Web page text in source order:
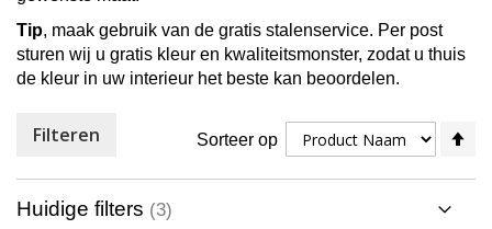
Tip, maak gebruik van de gratis stalenservice. Per post
sturen wij u gratis kleur en kwaliteitsmonster, zodat u thuis
de kleur in uw interieur het beste kan beoordelen.
Sorteer op
Filteren
Huidige filters